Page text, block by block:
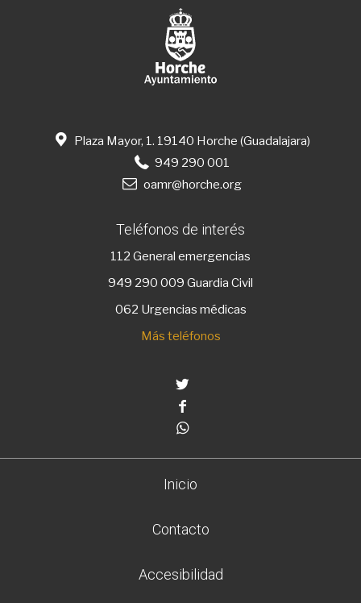
Plaza Mayor, 1. 19140 Horche (Guadalajara)
949 290 001
oamr@horche.org
Teléfonos de interés
112 General emergencias
949 290 009 Guardia Civil
062 Urgencias médicas
Más teléfonos
Inicio
Contacto
Accesibilidad